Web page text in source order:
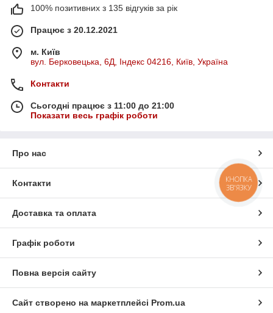
100% позитивних з 135 відгуків за рік
Працює з 20.12.2021
м. Київ
вул. Берковецька, 6Д, Індекс 04216, Київ, Україна
Контакти
Сьогодні працює з 11:00 до 21:00
Показати весь графік роботи
Про нас
Контакти
Доставка та оплата
Графік роботи
Повна версія сайту
Сайт створено на маркетплейсі Prom.ua
КНОПКА
ЗВ'ЯЗКУ